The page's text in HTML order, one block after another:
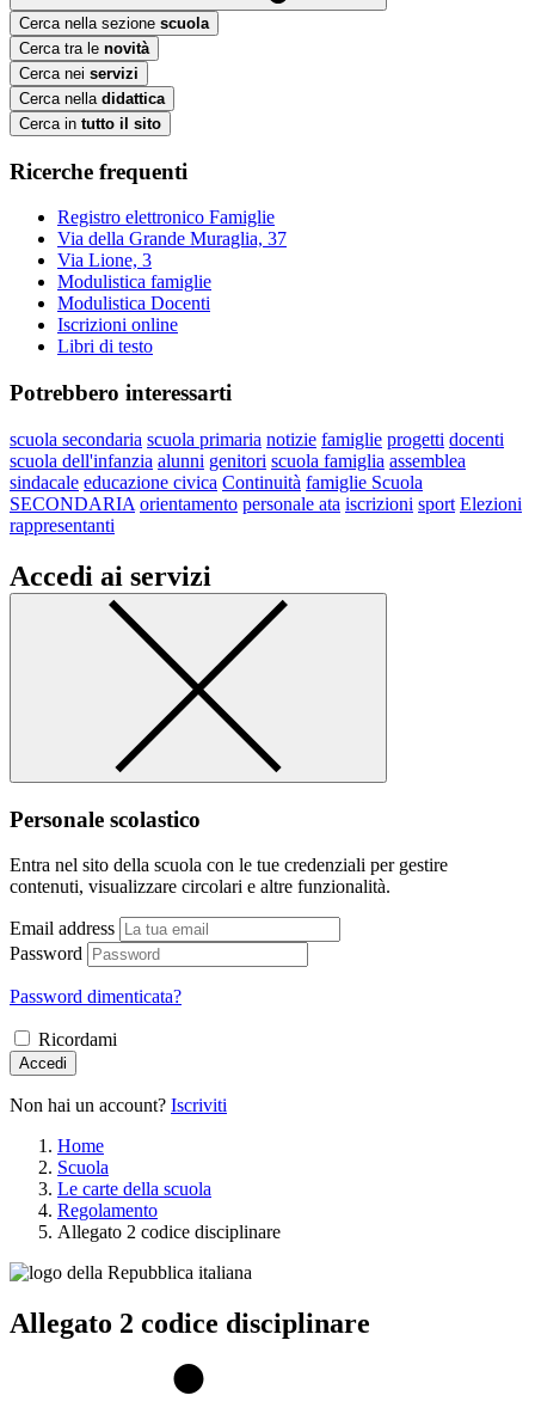
Cerca nella sezione scuola
Cerca tra le novità
Cerca nei servizi
Cerca nella didattica
Cerca in tutto il sito
Ricerche frequenti
Registro elettronico Famiglie
Via della Grande Muraglia, 37
Via Lione, 3
Modulistica famiglie
Modulistica Docenti
Iscrizioni online
Libri di testo
Potrebbero interessarti
scuola secondaria scuola primaria notizie famiglie progetti docenti
scuola dell'infanzia alunni genitori scuola famiglia assemblea
sindacale educazione civica Continuità famiglie Scuola
SECONDARIA orientamento personale ata iscrizioni sport Elezioni
rappresentanti
Accedi ai servizi
Personale scolastico
Entra nel sito della scuola con le tue credenziali per gestire
contenuti, visualizzare circolari e altre funzionalità.
Email address
Password
Password dimenticata?
Ricordami
Accedi
Non hai un account? Iscriviti
Home
Scuola
Le carte della scuola
Regolamento
Allegato 2 codice disciplinare
Allegato 2 codice disciplinare